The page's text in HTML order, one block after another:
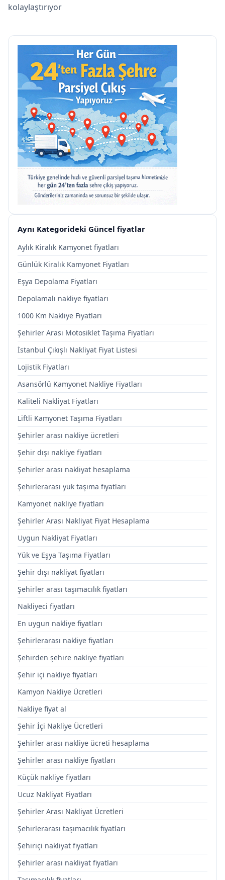
kolaylaştırıyor
Aynı Kategorideki Güncel fiyatlar
Aylık Kiralık Kamyonet fiyatları
Günlük Kiralık Kamyonet Fiyatları
Eşya Depolama Fiyatları
Depolamalı nakliye fiyatları
1000 Km Nakliye Fiyatları
Şehirler Arası Motosiklet Taşıma Fiyatları
İstanbul Çıkışlı Nakliyat Fiyat Listesi
Lojistik Fiyatları
Asansörlü Kamyonet Nakliye Fiyatları
Kaliteli Nakliyat Fiyatları
Liftli Kamyonet Taşıma Fiyatları
Şehirler arası nakliye ücretleri
Şehir dışı nakliye fiyatları
Şehirler arası nakliyat hesaplama
Şehirlerarası yük taşıma fiyatları
Kamyonet nakliye fiyatları
Şehirler Arası Nakliyat Fiyat Hesaplama
Uygun Nakliyat Fiyatları
Yük ve Eşya Taşıma Fiyatları
Şehir dışı nakliyat fiyatları
Şehirler arası taşımacılık fiyatları
Nakliyeci fiyatları
En uygun nakliye fiyatları
Şehirlerarası nakliye fiyatları
Şehirden şehire nakliye fiyatları
Şehir içi nakliye fiyatları
Kamyon Nakliye Ücretleri
Nakliye fiyat al
Şehir İçi Nakliye Ücretleri
Şehirler arası nakliye ücreti hesaplama
Şehirler arası nakliye fiyatları
Küçük nakliye fiyatları
Ucuz Nakliyat Fiyatları
Şehirler Arası Nakliyat Ücretleri
Şehirlerarası taşımacılık fiyatları
Şehiriçi nakliyat fiyatları
Şehirler arası nakliyat fiyatları